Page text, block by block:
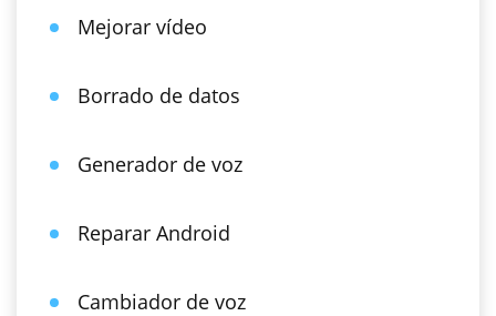
Mejorar vídeo
Borrado de datos
Generador de voz
Reparar Android
Cambiador de voz